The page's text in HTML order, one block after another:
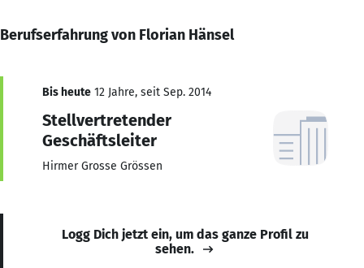
Berufserfahrung von Florian Hänsel
Bis heute 12 Jahre, seit Sep. 2014
Stellvertretender
Geschäftsleiter
Hirmer Grosse Grössen
Logg Dich jetzt ein, um das ganze Profil zu
sehen.